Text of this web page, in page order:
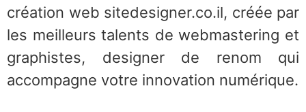
création web sitedesigner.co.il, créée par
les meilleurs talents de webmastering et
graphistes, designer de renom qui
accompagne votre innovation numérique.